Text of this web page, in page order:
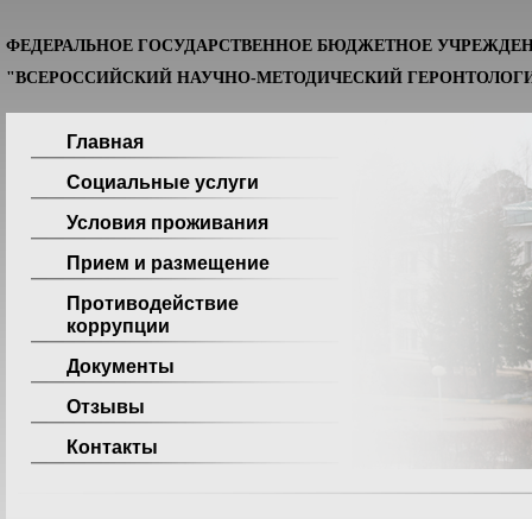
ФЕДЕРАЛЬНОЕ ГОСУДАРСТВЕННОЕ БЮДЖЕТНОЕ
"ВСЕРОССИЙСКИЙ НАУЧНО-МЕТОДИЧЕСКИЙ
Главная
Социальные услуги
Условия проживания
Прием и размещение
Противодействие
коррупции
Документы
Отзывы
Контакты